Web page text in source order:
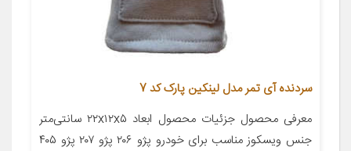
سردنده آی تمر مدل لینکین پارک کد 7
معرفی محصول جزئیات محصول ابعاد ۲۲x۱۲x۵ سانتی‌متر
جنس ویسکوز مناسب برای خودرو پژو ۲۰۶ پژو ۲۰۷ پژو ۴۰۵